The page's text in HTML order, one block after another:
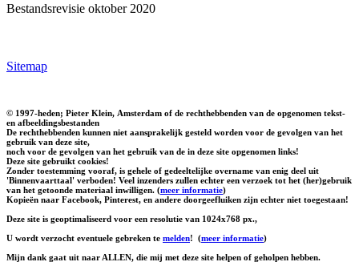
Bestandsrevisie oktober 2020
Sitemap
© 1997-heden; Pieter Klein, Amsterdam of de rechthebbenden van de opgenomen tekst-
en afbeeldingsbestanden
De rechthebbenden kunnen niet aansprakelijk gesteld worden voor de gevolgen van het
gebruik van deze site,
noch voor de gevolgen van het gebruik van de in deze site opgenomen links!
Deze site gebruikt cookies!
Zonder toestemming vooraf, is gehele of gedeeltelijke overname van enig deel uit
'Binnenvaarttaal' verboden! Veel inzenders zullen echter een verzoek tot het (her)gebruik
van het getoonde materiaal inwilligen. (meer informatie)
Kopieën naar Facebook, Pinterest, en andere doorgeefluiken zijn echter niet toegestaan!
Deze site is geoptimaliseerd voor een resolutie van 1024x768 px.,
U wordt verzocht eventuele gebreken te melden! (meer informatie)
Mijn dank gaat uit naar ALLEN, die mij met deze site helpen of geholpen hebben.